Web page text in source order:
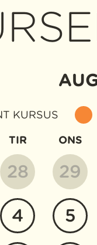
KURSUS
TIR ONS
28 29
4 5